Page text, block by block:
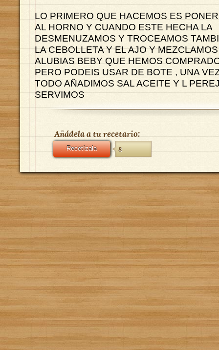
LO PRIMERO QUE HACEMOS ES
AL HORNO Y CUANDO ESTE HECHA LA
DESMENUZAMOS Y TROCEAMOS
LA CEBOLLETA Y EL AJO Y
ALUBIAS BEBY QUE HEMOS
PERO PODEIS USAR DE BOTE , UNA
TODO AÑADIMOS SAL ACEITE Y L
SERVIMOS
Añádela a tu recetario:
Recetízala 8